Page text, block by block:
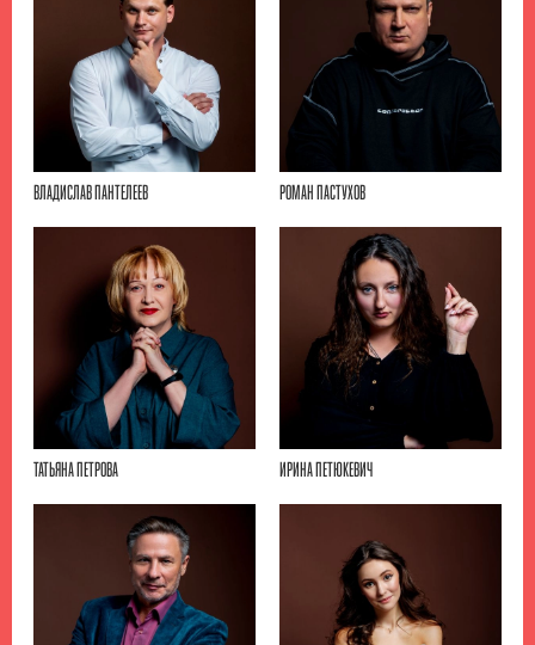
ВЛАДИСЛАВ ПАНТЕЛЕЕВ РОМАН ПАСТУХОВ
ТАТЬЯНА ПЕТРОВА ИРИНА ПЕТЮКЕВИЧ